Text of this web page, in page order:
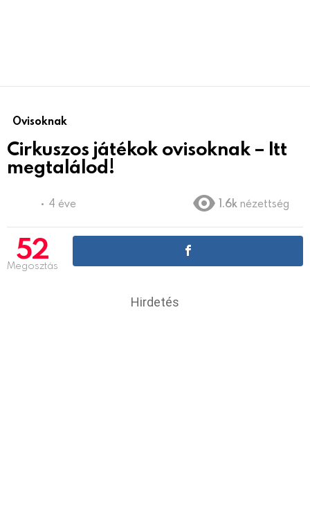
Ovisoknak
Cirkuszos játékok ovisoknak – Itt
megtalálod!
4 éve 1.6k nézettség
52
Megosztás
Hirdetés